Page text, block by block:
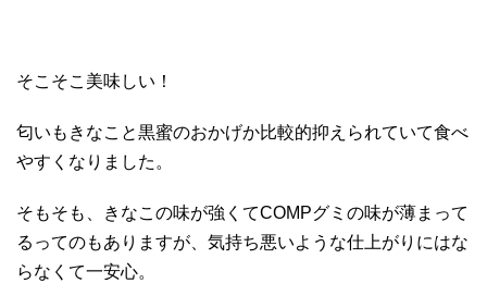
そこそこ美味しい！
匂いもきなこと黒蜜のおかげか比較的抑えられていて食べ
やすくなりました。
そもそも、きなこの味が強くてCOMPグミの味が薄まって
るってのもありますが、気持ち悪いような仕上がりにはな
らなくて一安心。